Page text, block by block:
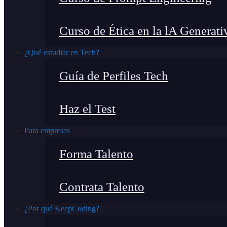
Curso de Ética en la lA
¿Qué estudiar en Tech?
Guía de Perfiles Tech
Haz el Test
Para empresas
Forma Talento
Contrata Talento
¿Por qué KeepCoding?